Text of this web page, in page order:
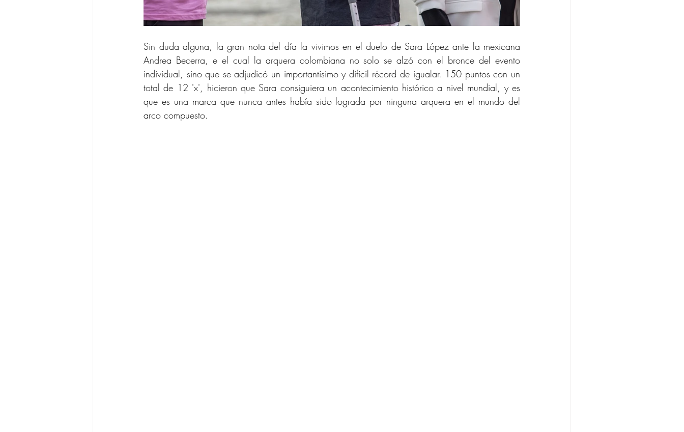
Sin duda alguna, la gran nota del día la vivimos en el duelo de Sara López ante la mexicana
Andrea Becerra, e el cual la arquera colombiana no solo se alzó con el bronce del evento
individual, sino que se adjudicó un importantísimo y difícil récord de igualar. 150 puntos con un
total de 12 'x', hicieron que Sara consiguiera un acontecimiento histórico a nivel mundial, y es
que es una marca que nunca antes había sido lograda por ninguna arquera en el mundo del
arco compuesto.